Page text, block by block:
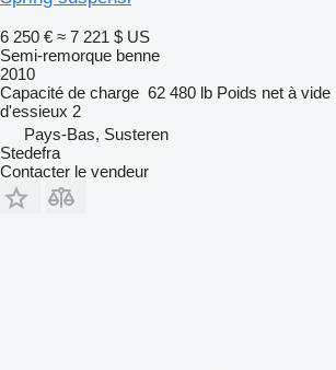
6 250 € ≈ 7 221 $ US
Semi-remorque benne
2010
Capacité de charge 62 480 lb Poids net à vide
d'essieux 2
Pays-Bas, Susteren
Stedefra
Contacter le vendeur